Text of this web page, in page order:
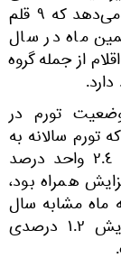
خوراکی در ایران طی اردیبهشت‌ماه نشان می‌دهد که ۹ قلم
ماه در سال
از جمله گروه
تورم در
تورم سالانه به
٢٩.۸ درصد رسیده که نسبت به فروردین ٢.٤ واحد درصد
همراه بود،
مشابه سال
قبل در اردیبهشت رشد داشته و با افزایش ۱.۲ درصدی